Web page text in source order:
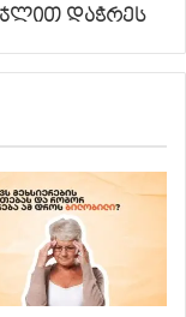
დაჭრეს